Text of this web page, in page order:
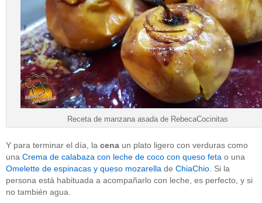
Receta de manzana asada de RebecaCocinitas
Y para terminar el día, la cena un plato ligero con verduras como
una Crema de calabaza con leche de coco con queso feta o una
Omelette de espinacas y queso mozarella de ChiaChio . Si la
persona está habituada a acompañarlo con leche, es perfecto, y si
no también agua.